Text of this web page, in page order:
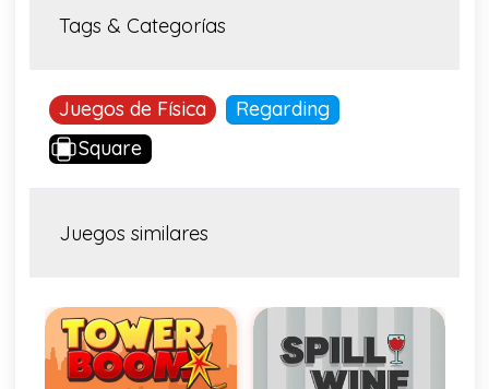
Tags & Categorías
Juegos de Física
Regarding
Square
Juegos similares